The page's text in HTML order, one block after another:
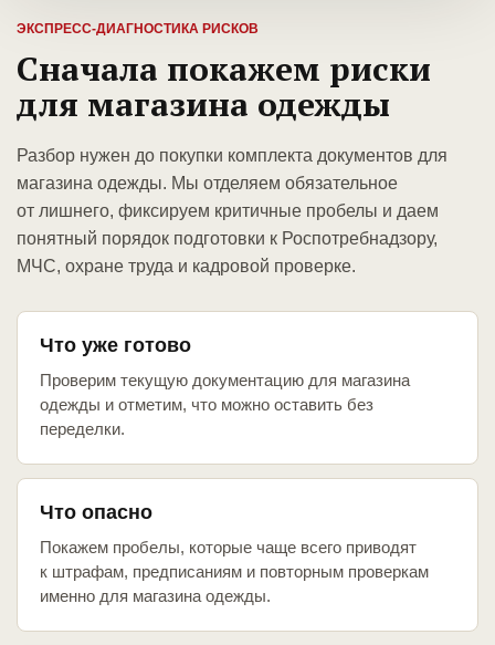
ЭКСПРЕСС-ДИАГНОСТИКА РИСКОВ
Сначала покажем риски
для магазина одежды
Разбор нужен до покупки комплекта документов для
магазина одежды. Мы отделяем обязательное
от лишнего, фиксируем критичные пробелы и даем
понятный порядок подготовки к Роспотребнадзору,
МЧС, охране труда и кадровой проверке.
Что уже готово
Проверим текущую документацию для магазина
одежды и отметим, что можно оставить без
переделки.
Что опасно
Покажем пробелы, которые чаще всего приводят
к штрафам, предписаниям и повторным проверкам
именно для магазина одежды.